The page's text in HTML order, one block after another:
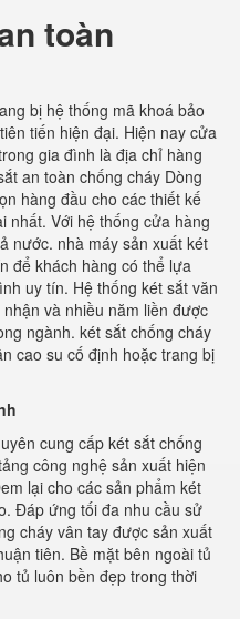
toàn
bị hệ thống mã khoá bảo
tiến hiện đại. Hiện nay cửa
gia đình là địa chỉ hàng
an toàn chống cháy Dòng
hàng đầu cho các thiết kế
nhất. Với hệ thống cửa hàng
nước. nhà máy sản xuất két
để khách hàng có thể lựa
uy tín. Hệ thống két sắt văn
và nhiều năm liền được
ngành. két sắt chống cháy
cao su cố định hoặc trang bị
cung cấp két sắt chống
công nghệ sản xuất hiện
lại cho các sản phẩm két
Đáp ứng tối đa nhu cầu sử
cháy vân tay được sản xuất
tiên. Bề mặt bên ngoài tủ
tủ luôn bền đẹp trong thời